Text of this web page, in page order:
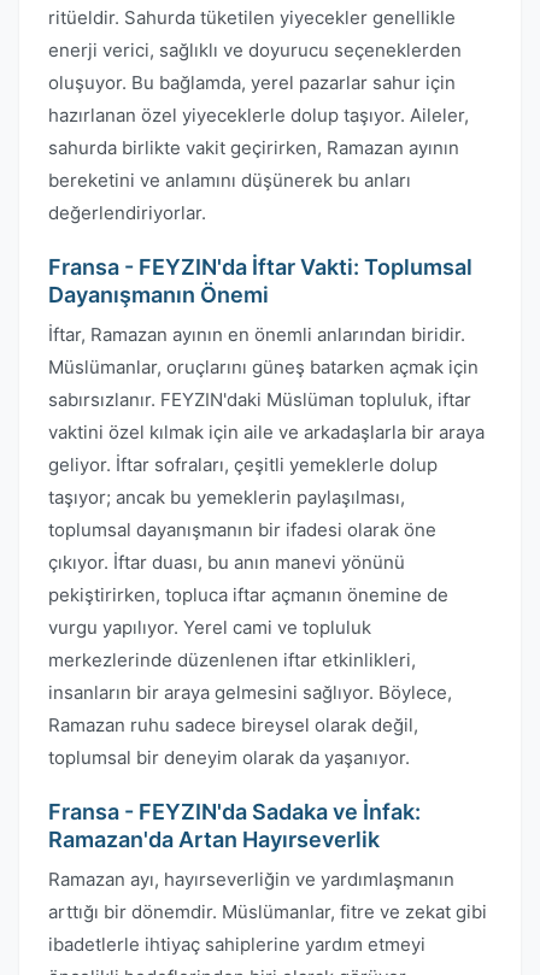
ritüeldir. Sahurda tüketilen yiyecekler genellikle
enerji verici, sağlıklı ve doyurucu seçeneklerden
oluşuyor. Bu bağlamda, yerel pazarlar sahur için
hazırlanan özel yiyeceklerle dolup taşıyor. Aileler,
sahurda birlikte vakit geçirirken, Ramazan ayının
bereketini ve anlamını düşünerek bu anları
değerlendiriyorlar.
Fransa - FEYZIN'da İftar Vakti: Toplumsal
Dayanışmanın Önemi
İftar, Ramazan ayının en önemli anlarından biridir.
Müslümanlar, oruçlarını güneş batarken açmak için
sabırsızlanır. FEYZIN'daki Müslüman topluluk, iftar
vaktini özel kılmak için aile ve arkadaşlarla bir araya
geliyor. İftar sofraları, çeşitli yemeklerle dolup
taşıyor; ancak bu yemeklerin paylaşılması,
toplumsal dayanışmanın bir ifadesi olarak öne
çıkıyor. İftar duası, bu anın manevi yönünü
pekiştirirken, topluca iftar açmanın önemine de
vurgu yapılıyor. Yerel cami ve topluluk
merkezlerinde düzenlenen iftar etkinlikleri,
insanların bir araya gelmesini sağlıyor. Böylece,
Ramazan ruhu sadece bireysel olarak değil,
toplumsal bir deneyim olarak da yaşanıyor.
Fransa - FEYZIN'da Sadaka ve İnfak:
Ramazan'da Artan Hayırseverlik
Ramazan ayı, hayırseverliğin ve yardımlaşmanın
arttığı bir dönemdir. Müslümanlar, fitre ve zekat gibi
ibadetlerle ihtiyaç sahiplerine yardım etmeyi